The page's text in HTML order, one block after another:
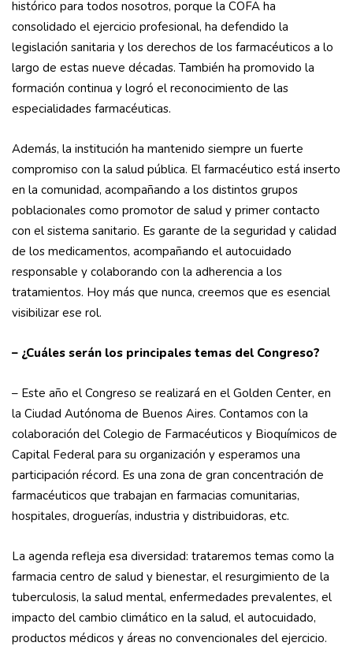
histórico para todos nosotros, porque la COFA ha
consolidado el ejercicio profesional, ha defendido la
legislación sanitaria y los derechos de los farmacéuticos a lo
largo de estas nueve décadas. También ha promovido la
formación continua y logró el reconocimiento de las
especialidades farmacéuticas.
Además, la institución ha mantenido siempre un fuerte
compromiso con la salud pública. El farmacéutico está inserto
en la comunidad, acompañando a los distintos grupos
poblacionales como promotor de salud y primer contacto
con el sistema sanitario. Es garante de la seguridad y calidad
de los medicamentos, acompañando el autocuidado
responsable y colaborando con la adherencia a los
tratamientos. Hoy más que nunca, creemos que es esencial
visibilizar ese rol.
– ¿Cuáles serán los principales temas del Congreso?
– Este año el Congreso se realizará en el Golden Center, en
la Ciudad Autónoma de Buenos Aires. Contamos con la
colaboración del Colegio de Farmacéuticos y Bioquímicos de
Capital Federal para su organización y esperamos una
participación récord. Es una zona de gran concentración de
farmacéuticos que trabajan en farmacias comunitarias,
hospitales, droguerías, industria y distribuidoras, etc.
La agenda refleja esa diversidad: trataremos temas como la
farmacia centro de salud y bienestar, el resurgimiento de la
tuberculosis, la salud mental, enfermedades prevalentes, el
impacto del cambio climático en la salud, el autocuidado,
productos médicos y áreas no convencionales del ejercicio.